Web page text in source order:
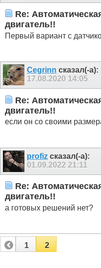
Re:
двигатель!!
Первый вариант с
Cegrinn сказал(-а):
17.08.2020 14:05
Re:
двигатель!!
если он со своими
profiz сказал(-а):
01.09.2022 21:11
Re:
двигатель!!
а готовых решений нет?
1 2